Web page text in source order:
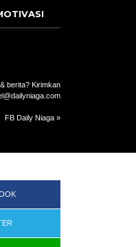
berita? Kirimkan
FB Daily Niaga »